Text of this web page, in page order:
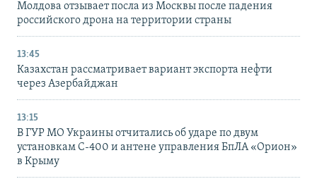
Молдова отзывает посла из Москвы после падения
российского дрона на территории страны
13:45
Казахстан рассматривает вариант экспорта нефти
через Азербайджан
13:15
В ГУР МО Украины отчитались об ударе по двум
установкам С-400 и антене управления БпЛА «Орион»
в Крыму